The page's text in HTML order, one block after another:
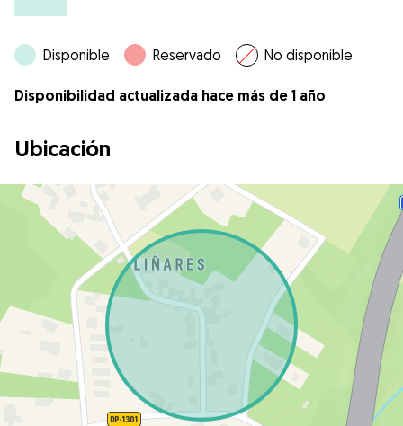
Disponible Reservado No disponible
Disponibilidad actualizada hace más de 1 año
Ubicación